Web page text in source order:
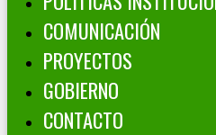
COMUNICACIÓN
PROYECTOS
GOBIERNO
CONTACTO